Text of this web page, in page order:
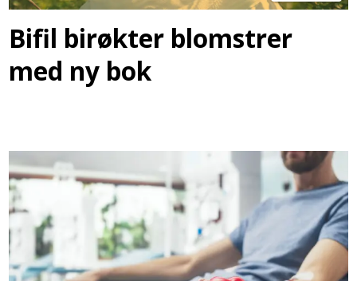
Bifil birøkter blomstrer
med ny bok